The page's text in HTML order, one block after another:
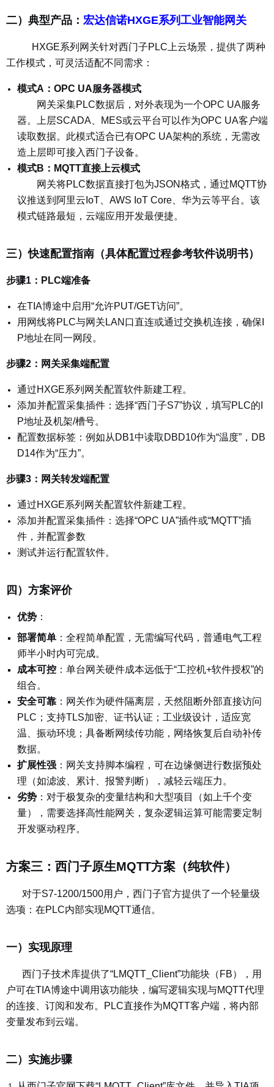
二）典型产品： 宏达信诺HXGE系列工业智能网关
HXGE系列网关针对西门子PLC上云场景，提供了两种
工作模式，可灵活适配不同需求：
模式A：OPC UA服务器模式
网关采集PLC数据后，对外表现为一个OPC UA服务
器。上层SCADA、MES或云平台可以作为OPC UA客户端
读取数据。此模式适合已有OPC UA架构的系统，无需改
造上层即可接入西门子设备。
模式B：MQTT直接上云模式
网关将PLC数据直接打包为JSON格式，通过MQTT协
议推送到阿里云IoT、AWS IoT Core、华为云等平台。该
模式链路最短，云端应用开发最便捷。
三）快速配置指南（具体配置过程参考软件说明书）
步骤1：PLC端准备
在TIA博途中启用“允许PUT/GET访问”。
用网线将PLC与网关LAN口直连或通过交换机连接，确保I
P地址在同一网段。
步骤2：网关采集端配置
通过HXGE系列网关配置软件新建工程。
添加并配置采集插件：选择“西门子S7”协议，填写PLC的I
P地址及机架/槽号。
配置数据标签：例如从DB1中读取DBD10作为“温度”，DB
D14作为“压力”。
步骤3：网关转发端配置
通过HXGE系列网关配置软件新建工程。
添加并配置采集插件：选择“OPC UA”插件或“MQTT”插
件，并配置参数
测试并运行配置软件。
四）方案评价
优势 ：
部署简单 ： 全程简单配置，无需编写代码，普通电气工程
师半小时内可完成。
成本可控 ： 单台网关硬件成本远低于“工控机+软件授权”的
组合。
安全可靠 ： 网关作为硬件隔离层，天然阻断外部直接访问
PLC；支持TLS加密、证书认证；工业级设计，适应宽
温、振动环境；具备断网续传功能，网络恢复后自动补传
数据。
扩展性强 ： 网关支持脚本编程，可在边缘侧进行数据预处
理（如滤波、累计、报警判断），减轻云端压力。
劣势 ： 对于极复杂的变量结构和大型项目（如上千个变
量），需要选择高性能网关，复杂逻辑运算可能需要定制
开发驱动程序。
方案三：西门子原生MQTT方案（纯软件）
对于S7-1200/1500用户，西门子官方提供了一个轻量级
选项：在PLC内部实现MQTT通信。
一）实现原理
西门子技术库提供了“LMQTT_Client”功能块（FB），用
户可在TIA博途中调用该功能块，编写逻辑实现与MQTT代理
的连接、订阅和发布。PLC直接作为MQTT客户端，将内部
变量发布到云端。
二）实施步骤